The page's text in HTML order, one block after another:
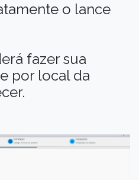
o lance
fazer sua
por local da